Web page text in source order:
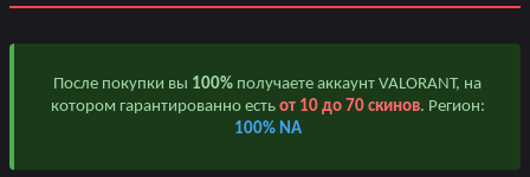
После покупки вы 100% получаете аккаунт VALORANT, на
котором гарантированно естьот 10 до 70 скинов. Регион:
100% NA